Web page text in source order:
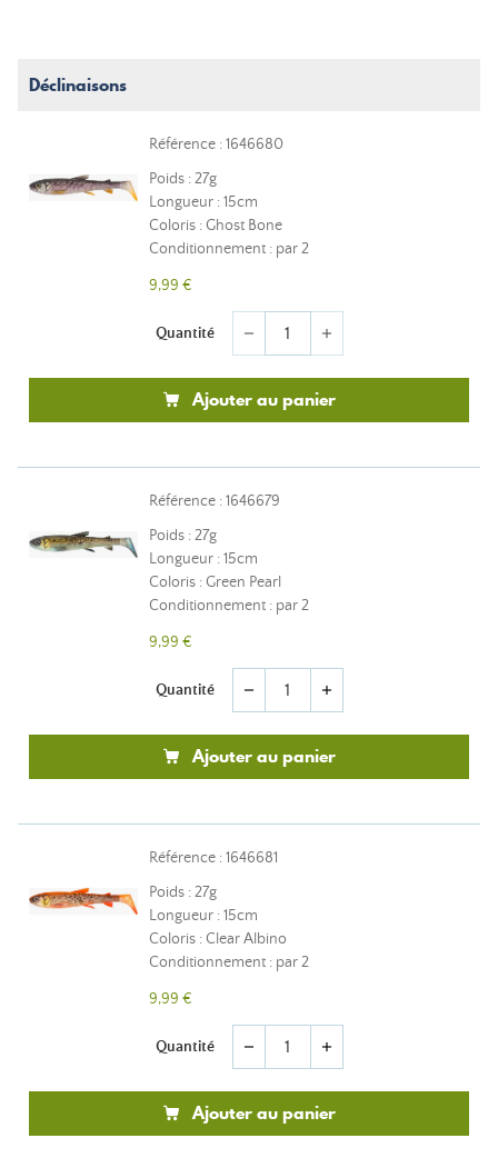
Déclinaisons
Référence : 1646680
Poids : 27g
Longueur : 15cm
Coloris : Ghost Bone
Conditionnement : par 2
9,99 €
Quantité remove add
Ajouter au panier
Référence : 1646679
Poids : 27g
Longueur : 15cm
Coloris : Green Pearl
Conditionnement : par 2
9,99 €
Quantité remove add
Ajouter au panier
Référence : 1646681
Poids : 27g
Longueur : 15cm
Coloris : Clear Albino
Conditionnement : par 2
9,99 €
Quantité remove add
Ajouter au panier